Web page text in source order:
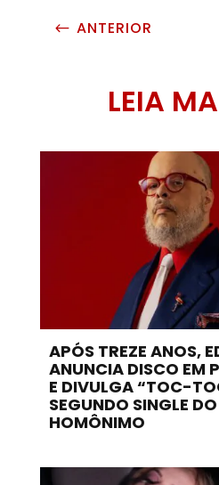
# ANTERIOR
LEIA
APÓS TREZE ANOS,
ANUNCIA DISCO EM
E DIVULGA “TOC-
SEGUNDO SINGLE
HOMÔNIMO